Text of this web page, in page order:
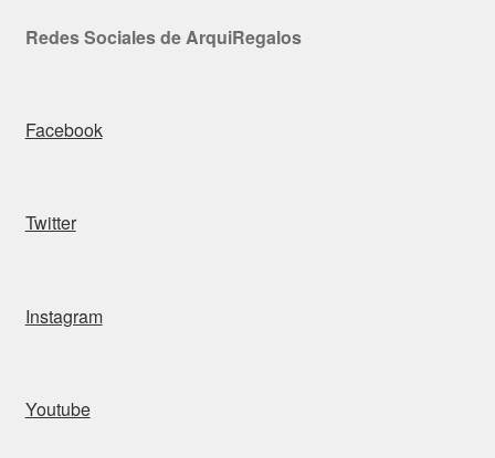
Redes Sociales de ArquiRegalos
Facebook
Twitter
Instagram
Youtube